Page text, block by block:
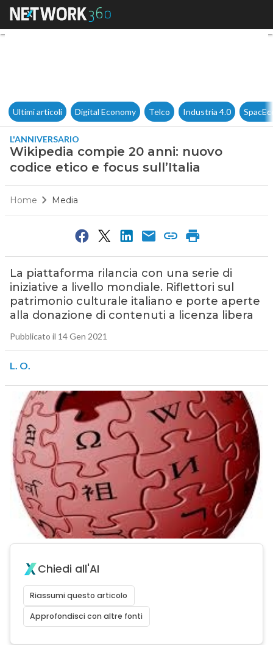
Wikipedia compie 20 anni:
Ultimi articoli Digital Economy Telco Industria 4.0
L'ANNIVERSARIO
Wikipedia compie 20 anni: nuovo
codice etico e focus sull’Italia
Home Media
La piattaforma rilancia con una serie di
iniziative a livello mondiale. Riflettori sul
patrimonio culturale italiano e porte aperte
alla donazione di contenuti a licenza libera
Pubblicato il 14 Gen 2021
L. O.
Chiedi all'AI
Riassumi questo articolo
Approfondisci con altre fonti